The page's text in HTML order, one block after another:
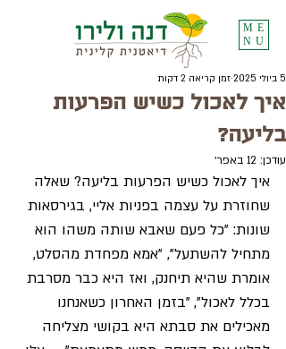
ME
NU
איך לאכול כשיש הפרעות
בליעה?
5 ביולי 2025 זמן קריאה 2 דקות
עודכן: 12 באפר׳
איך לאכול כשיש הפרעות בליעה? שאלה
שחוזרת על עצמה בפניות אליי, בגירסאות
שונות: "כל פעם שאבא שותה משהו הוא
מתחיל להשתעל", "אמא מפחדת מהסלט,
אומרת שהיא תיחנק, ואז היא כבר מסרבת
בכלל לאכול", "בזמן האחרון כשאנחנו
מאכילים את סבתא היא בקושי מצליחה